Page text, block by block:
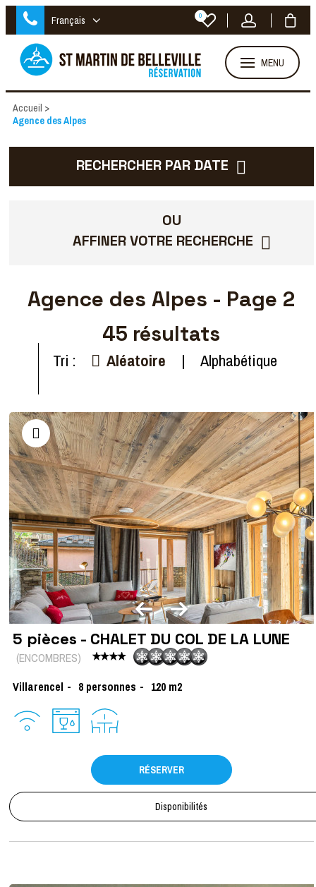
Français 0
MENU
Accueil >
Agence des Alpes
RECHERCHER PAR DATE
OU
AFFINER VOTRE RECHERCHE
Agence des Alpes - Page 2
45 résultats
Tri : Aléatoire Alphabétique
5 pièces - CHALET DU COL DE LA LUNE
(ENCOMBRES)
Villarencel
8 personnes 120 m2
RÉSERVER
Disponibilités